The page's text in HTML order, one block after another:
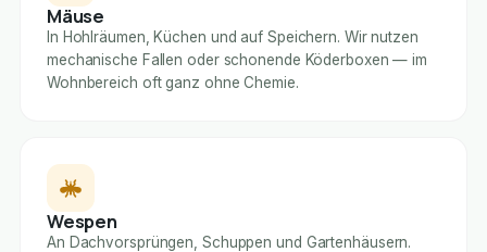
Mäuse
In Hohlräumen, Küchen und auf Speichern. Wir nutzen
mechanische Fallen oder schonende Köderboxen — im
Wohnbereich oft ganz ohne Chemie.
Wespen
An Dachvorsprüngen, Schuppen und Gartenhäusern.